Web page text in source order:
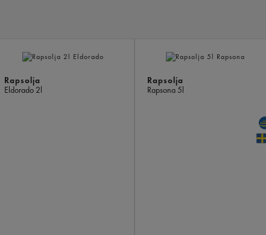
Rapsolja
Eldorado 2l
Rapsolja
Rapsona5l